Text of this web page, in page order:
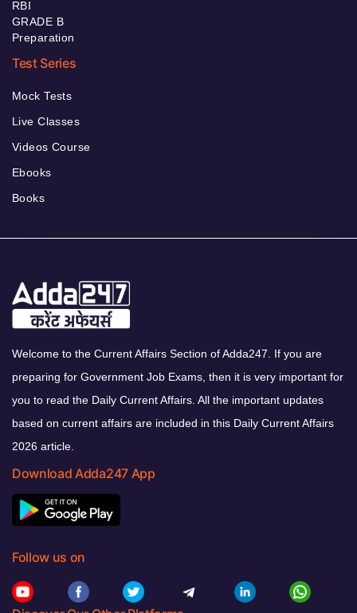
RBI
GRADE B
Preparation
Test Series
Mock Tests
Live Classes
Videos Course
Ebooks
Books
Welcome to the Current Affairs Section of Adda247. If you are
preparing for Government Job Exams, then it is very important for
you to read the Daily Current Affairs. All the important updates
based on current affairs are included in this Daily Current Affairs
2026 article.
Download Adda247 App
Follow us on